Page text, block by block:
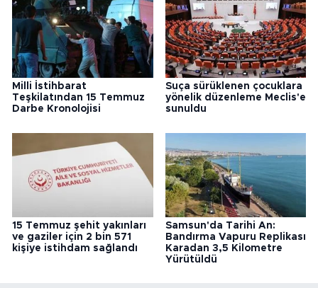
Milli İstihbarat
Teşkilatından 15 Temmuz
Darbe Kronolojisi
Suça sürüklenen çocuklara
yönelik düzenleme Meclis'e
sunuldu
15 Temmuz şehit yakınları
ve gaziler için 2 bin 571
kişiye istihdam sağlandı
Samsun'da Tarihi An:
Bandırma Vapuru Replikası
Karadan 3,5 Kilometre
Yürütüldü